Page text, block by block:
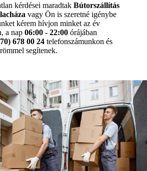
kérdései maradtak Bútorszállítás
vagy Ön is szeretné igénybe
kérem hívjon minket az év
a nap 06:00 - 22:00 órájában
678 00 24 telefonszámunkon és
segítenek.